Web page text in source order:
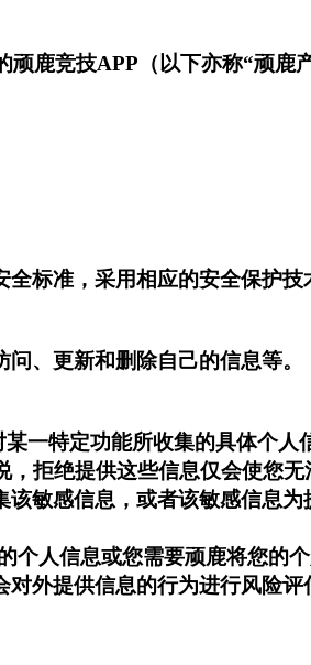
鹿竞技APP（以下亦称“顽鹿
标准，采用相应的安全保护
、更新和删除自己的信息等。
一特定功能所收集的具体个人
拒绝提供这些信息仅会使您
敏感信息，或者该敏感信息
人信息或您需要顽鹿将您的
外提供信息的行为进行风险评